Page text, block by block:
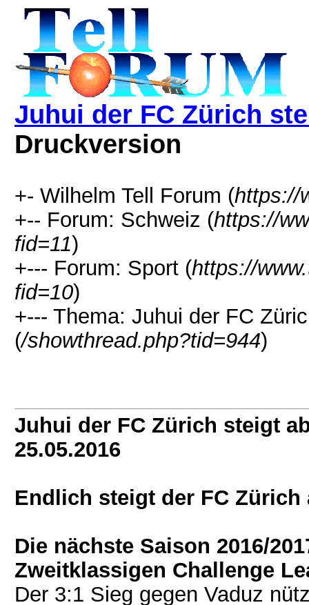
Juhui der FC Zürich
Druckversion
+- Wilhelm Tell Forum (https://
+-- Forum: Schweiz (https://
fid=11)
+--- Forum: Sport (https://
fid=10)
+--- Thema: Juhui der FC
(/showthread.php?tid=944)
Juhui der FC Zürich steigt
25.05.2016
Endlich steigt der FC
Die nächste Saison 2016/
Zweitklassigen Challenge
Der 3:1 Sieg gegen Vaduz